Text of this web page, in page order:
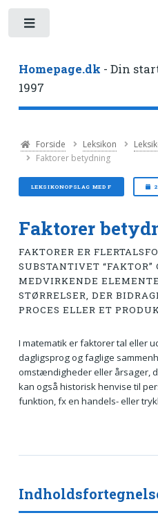
Homepage.dk - Din
1997
Forside Leksikon
Faktorer betydning
LEKSIKONOPSLAG MED F
Faktorer
FAKTORER ER
SUBSTANTIVET “FAKTOR”
MEDVIRKENDE
STØRRELSER, DER
PROCES ELLER ET
I matematik er faktorer tal eller
dagligsprog og faglige
omstændigheder eller årsager,
kan også historisk henvise til
funktion, fx en handels- eller